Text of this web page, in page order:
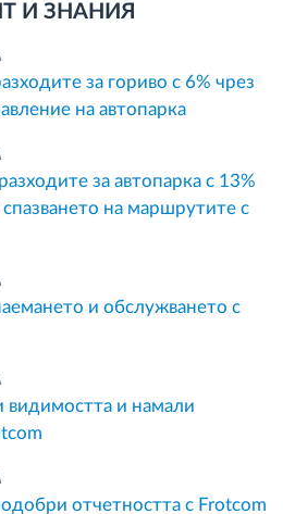
И ЗНАНИЯ
за гориво с 6% чрез
на автопарка
за автопарка с 13%
на маршрутите с
и обслужването с
видимостта и намали
отчетността с Frotcom